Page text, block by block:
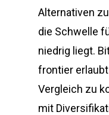
Alternativen
die Schwelle
niedrig liegt.
frontier
Vergleich zu
mit